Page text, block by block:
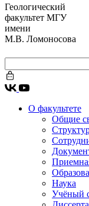
Геологический
факультет МГУ
имени
М.В. Ломоносова
О факультете
Общие
Наука
Учёный